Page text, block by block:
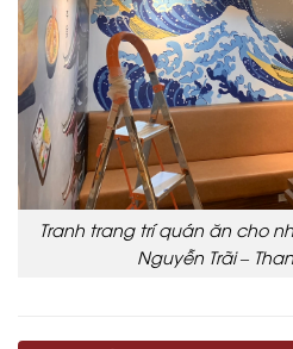
Tranh trang trí quán ăn cho
Nguyễn Trãi –